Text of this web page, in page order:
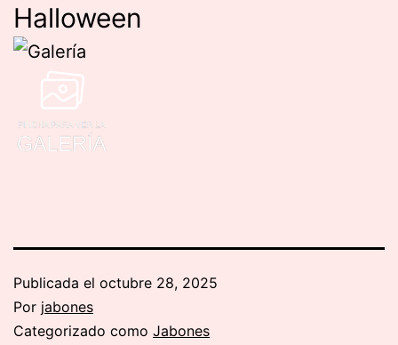
Halloween
Publicada el octubre 28, 2025
Por jabones
Categorizado como Jabones